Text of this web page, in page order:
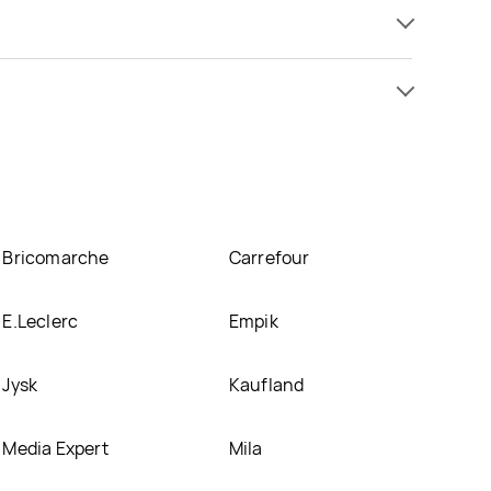
Bricomarche Carrefour
E.Leclerc Empik
Jysk Kaufland
Media Expert Mila